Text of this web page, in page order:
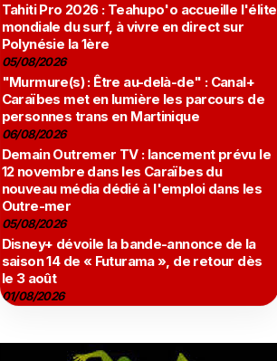
Tahiti Pro 2026 : Teahupo'o accueille l'élite
mondiale du surf, à vivre en direct sur
Polynésie la 1ère
05/08/2026
"Murmure(s) : Être au-delà-de" : Canal+
Caraïbes met en lumière les parcours de
personnes trans en Martinique
06/08/2026
Demain Outremer TV : lancement prévu le
12 novembre dans les Caraïbes du
nouveau média dédié à l'emploi dans les
Outre-mer
05/08/2026
Disney+ dévoile la bande-annonce de la
saison 14 de « Futurama », de retour dès
le 3 août
01/08/2026